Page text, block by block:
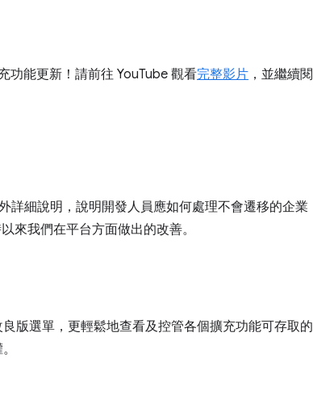
功能更新！請前往 YouTube 觀看完整影片 ，並繼續閱
詳細說明，說明開發人員應如何處理不會遷移的企業
來我們在平台方面做出的改善。
版選單，更輕鬆地查看及控管各個擴充功能可存取的